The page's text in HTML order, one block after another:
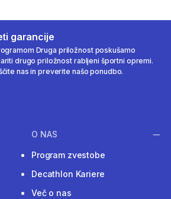
garancije
Druga priložnost poskušamo
drugo priložnost rabljeni športni opremi.
nas in preverite našo ponudbo.
O NAS
Program zvestobe
Decathlon Kariere
Več o nas